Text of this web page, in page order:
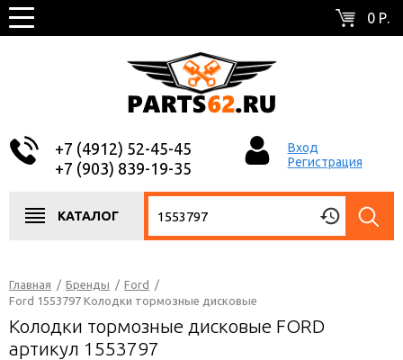
0 Р.
+7 (4912) 52-45-45
+7 (903) 839-19-35
Вход
Регистрация
КАТАЛОГ
Главная / Бренды / Ford
/
Ford 1553797 Колодки тормозные дисковые
Колодки тормозные дисковые FORD
артикул 1553797